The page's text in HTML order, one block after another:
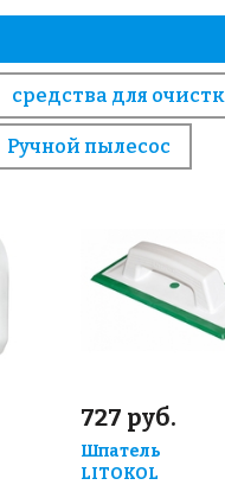
средства для
Ручной пылесос
727 руб.
Шпатель
LITOKOL